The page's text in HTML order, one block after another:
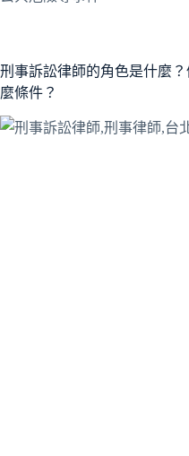
刑事訴訟律師的角色是什麼
麼條件？